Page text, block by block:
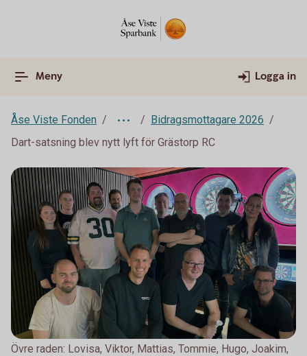
Meny Logga in
Åse Viste Fonden
Bidragsmottagare 2026
Dart-satsning blev nytt lyft för Grästorp RC
Övre raden: Lovisa, Viktor, Mattias, Tommie, Hugo, Joakim,